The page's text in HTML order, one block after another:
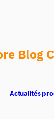
Blog
Actualités